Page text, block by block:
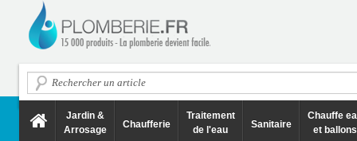
Jardin &
Arrosage
Chaufferie
Traitement
de l'eau
Sanitaire
Chauffe
et ballons